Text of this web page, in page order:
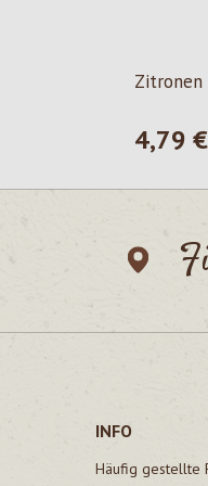
Zitronen
4,79
INFO
Häufig gestellte